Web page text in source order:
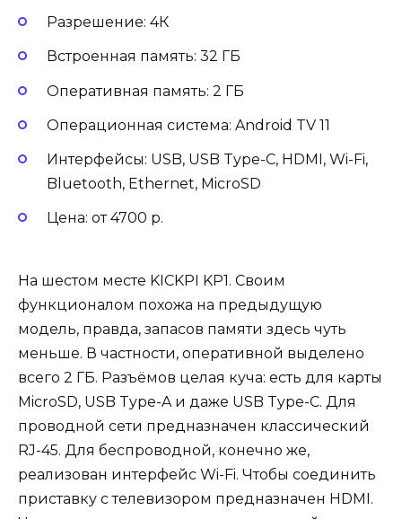
Разрешение: 4К
Встроенная память: 32 ГБ
Оперативная память: 2 ГБ
Операционная система: Android TV 11
Интерфейсы: USB, USB Type-C, HDMI, Wi-Fi,
Bluetooth, Ethernet, MicroSD
Цена: от 4700 р.
На шестом месте KICKPI KP1. Своим
функционалом похожа на предыдущую
модель, правда, запасов памяти здесь чуть
меньше. В частности, оперативной выделено
всего 2 ГБ. Разъёмов целая куча: есть для карты
MicroSD, USB Type-A и даже USB Type-C. Для
проводной сети предназначен классический
RJ-45. Для беспроводной, конечно же,
реализован интерфейс Wi-Fi. Чтобы соединить
приставку с телевизором предназначен HDMI.